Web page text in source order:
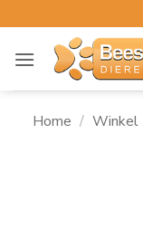
naar
inhoud
Home / Winkel